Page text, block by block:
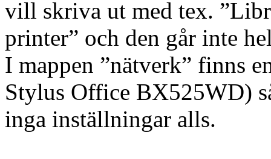
vill skriva ut med tex.
printer” och den går inte
I mappen ”nätverk” finns
Stylus Office BX525WD)
inga inställningar alls.